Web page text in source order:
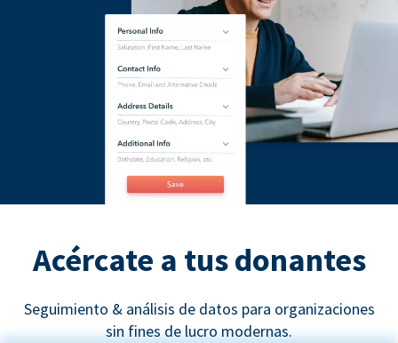
Acércate a tus donantes
Seguimiento & análisis de datos para organizaciones
sin fines de lucro modernas.